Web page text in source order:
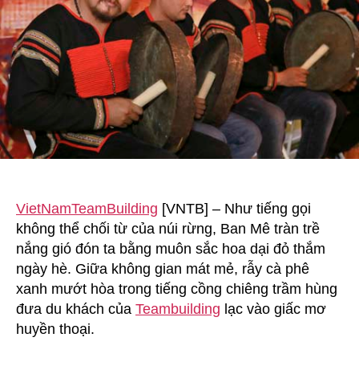
VietNamTeamBuilding [VNTB] – Như tiếng gọi
không thể chối từ của núi rừng, Ban Mê tràn trề
nắng gió đón ta bằng muôn sắc hoa dại đỏ thắm
ngày hè. Giữa không gian mát mẻ, rẫy cà phê
xanh mướt hòa trong tiếng cồng chiêng trầm hùng
đưa du khách của Teambuilding lạc vào giấc mơ
huyền thoại.